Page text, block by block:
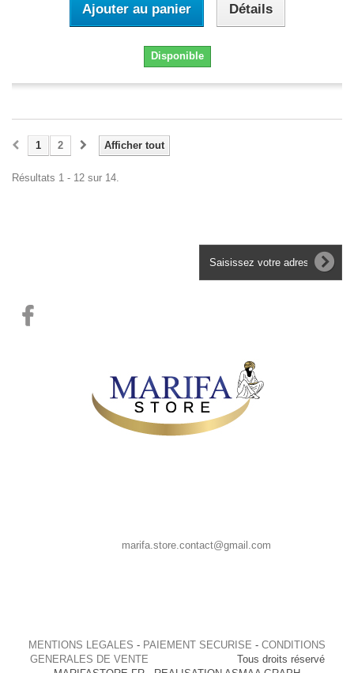
Ajouter au panier Détails
Disponible
Afficher tout
1 2
Résultats 1 - 12 sur 14.
marifa.store.contact@gmail.com
MENTIONS LEGALES - PAIEMENT SECURISE - CONDITIONS
GENERALES DE VENTE
Tous droits réservé